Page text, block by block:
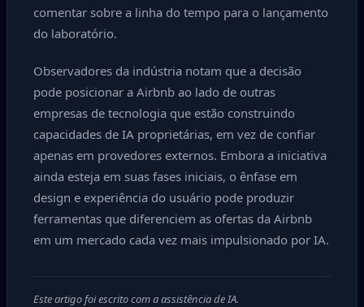
comentar sobre a linha do tempo para o lançamento
do laboratório.
Observadores da indústria notam que a decisão
pode posicionar a Airbnb ao lado de outras
empresas de tecnologia que estão construindo
capacidades de IA proprietárias, em vez de confiar
apenas em provedores externos. Embora a iniciativa
ainda esteja em suas fases iniciais, o ênfase em
design e experiência do usuário pode produzir
ferramentas que diferenciem as ofertas da Airbnb
em um mercado cada vez mais impulsionado por IA.
Este artigo foi escrito com a assistência de IA.